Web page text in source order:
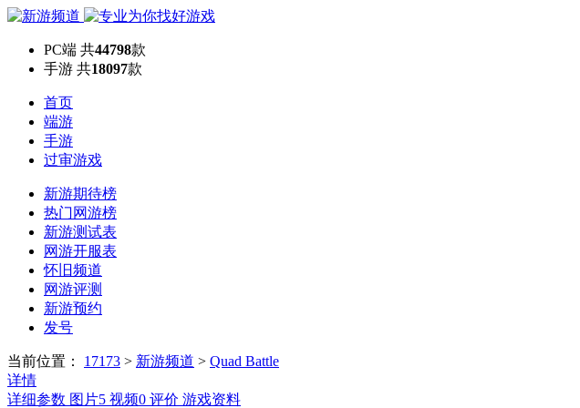
PC端 共44798款
手游 共18097款
首页
端游
手游
过审游戏
新游期待榜
热门网游榜
新游测试表
网游开服表
怀旧频道
网游评测
新游预约
发号
当前位置： 17173 > 新游频道 > Quad Battle
详情
详细参数 图片5 视频0 评价 游戏资料